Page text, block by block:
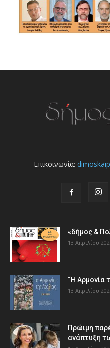
Επικοινωνία:
«δήμος &
13 Απριλίου
“Η Αρμονία
13 Απριλίου
Πρώιμη
ανάπτυξη